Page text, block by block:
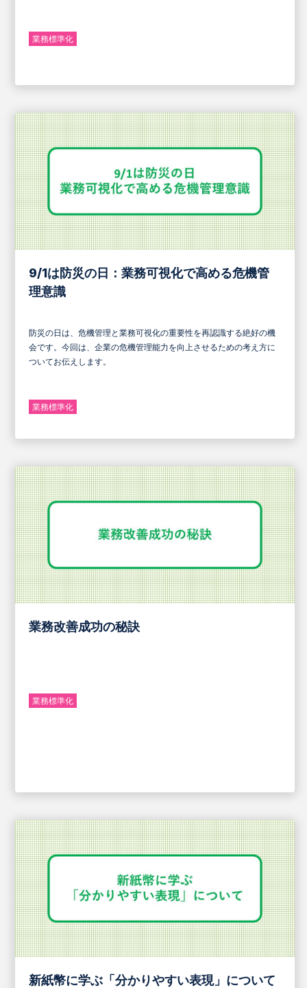
業務標準化
9/1は防災の日：業務可視化で高める危機管
理意識
防災の日は、危機管理と業務可視化の重要性を再認識する絶好の機
会です。今回は、企業の危機管理能力を向上させるための考え方に
ついてお伝えします。
業務標準化
業務改善成功の秘訣
業務標準化
新紙幣に学ぶ「分かりやすい表現」について